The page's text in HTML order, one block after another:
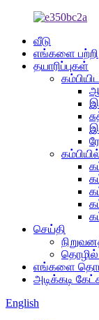
வீடு
எங்களை பற்றி
தயாரிப்புகள்
செய்தி
எங்களை
அடிக்கடி
English